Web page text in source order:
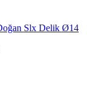
Slx Delik Ø14